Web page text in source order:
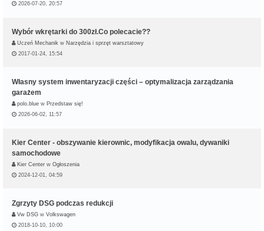
2026-07-20, 20:57
Wybór wkrętarki do 300zł.Co polecacie??
Uczeń Mechanik w Narzędzia i sprzęt warsztatowy
2017-01-24, 15:54
Własny system inwentaryzacji części – optymalizacja zarządzania
garażem
polo.blue w Przedstaw się!
2026-06-02, 11:57
Kier Center - obszywanie kierownic, modyfikacja owalu, dywaniki
samochodowe
Kier Center w Ogłoszenia
2024-12-01, 04:59
Zgrzyty DSG podczas redukcji
Vw DSG w Volkswagen
2018-10-10, 10:00